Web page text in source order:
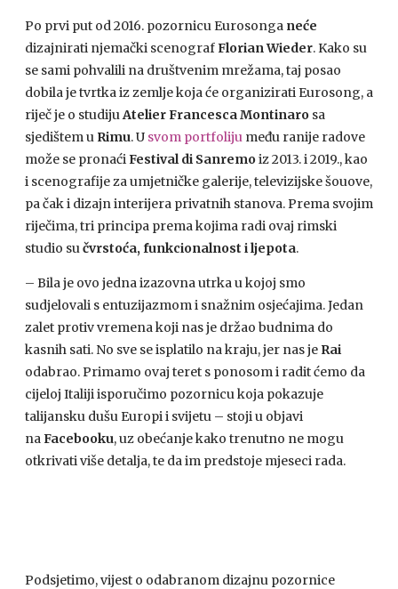
Po prvi put od 2016. pozornicu Eurosonga neće
dizajnirati njemački scenografFlorian Wieder. Kako su
se sami pohvalili na društvenim mrežama, taj posao
dobila je tvrtka iz zemlje koja će organizirati Eurosong, a
riječ je o studijuAtelier Francesca Montinaro sa
sjedištem u Rimu. U svom portfoliju među ranije radove
može se pronaćiFestival di Sanremoiz 2013. i 2019., kao
i scenografije za umjetničke galerije, televizijske šouove,
pa čak i dizajn interijera privatnih stanova. Prema svojim
riječima, tri principa prema kojima radi ovaj rimski
studio sučvrstoća, funkcionalnost i ljepota.
– Bila je ovo jedna izazovna utrka u kojoj smo
sudjelovali s entuzijazmom i snažnim osjećajima. Jedan
zalet protiv vremena koji nas je držao budnima do
kasnih sati. No sve se isplatilo na kraju, jer nas je Rai
odabrao. Primamo ovaj teret s ponosom i radit ćemo da
cijeloj Italiji isporučimo pozornicu koja pokazuje
talijansku dušu Europi i svijetu – stoji u objavi
naFacebooku, uz obećanje kako trenutno ne mogu
otkrivati više detalja, te da im predstoje mjeseci rada.
Podsjetimo, vijest o odabranom dizajnu pozornice